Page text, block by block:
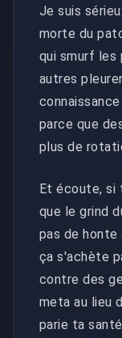
Je suis
morte du
qui smurf les
autres
parce que
plus de
Et écoute,
que le grind
pas de honte
ça s'achète
contre des
meta au lieu
parie ta